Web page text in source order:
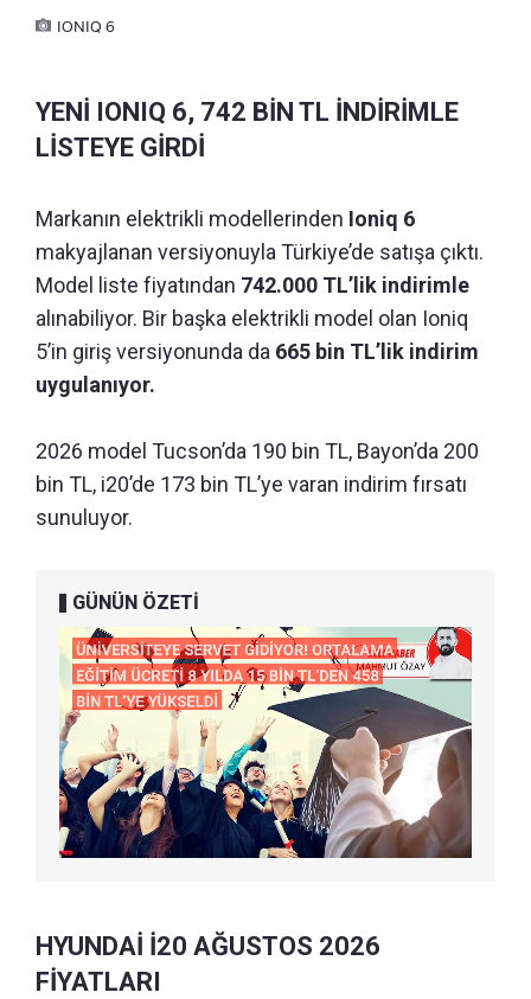
IONIQ 6
YENİ IONIQ 6, 742 BİN TL İNDİRİMLE
LİSTEYE GİRDİ
Markanın elektrikli modellerinden Ioniq 6
makyajlanan versiyonuyla Türkiye’de satışa çıktı.
Model liste fiyatından 742.000 TL’lik indirimle
alınabiliyor. Bir başka elektrikli model olan Ioniq
5’in giriş versiyonunda da 665 bin TL’lik indirim
uygulanıyor.
2026 model Tucson’da 190 bin TL, Bayon’da 200
bin TL, i20’de 173 bin TL’ye varan indirim fırsatı
sunuluyor.
GÜNÜN ÖZETİ
HYUNDAİ İ20 AĞUSTOS 2026
FİYATLARI